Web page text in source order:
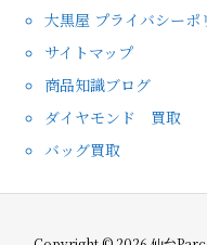
大黒屋 プライバシーポ
サイトマップ
商品知識ブログ
ダイヤモンド 買取
バッグ買取